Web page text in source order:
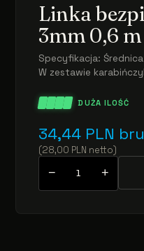
Linka
3mm 0,6 m
Specyfikacja:
W zestawie
DUŻA ILOŚĆ
34,44 PLN
(28,00 PLN netto)
− +